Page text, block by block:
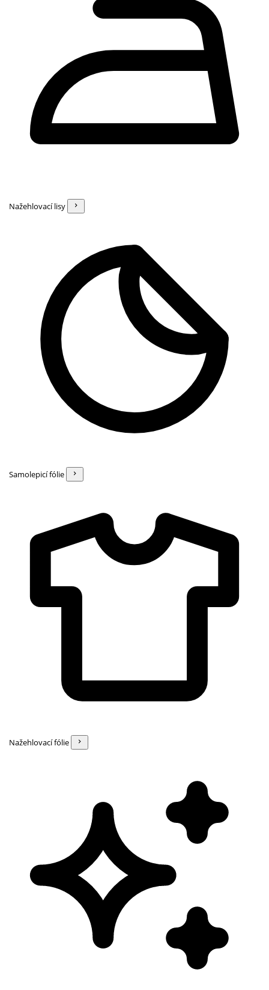
Nažehlovací lisy
Samolepicí fólie
Nažehlovací fólie